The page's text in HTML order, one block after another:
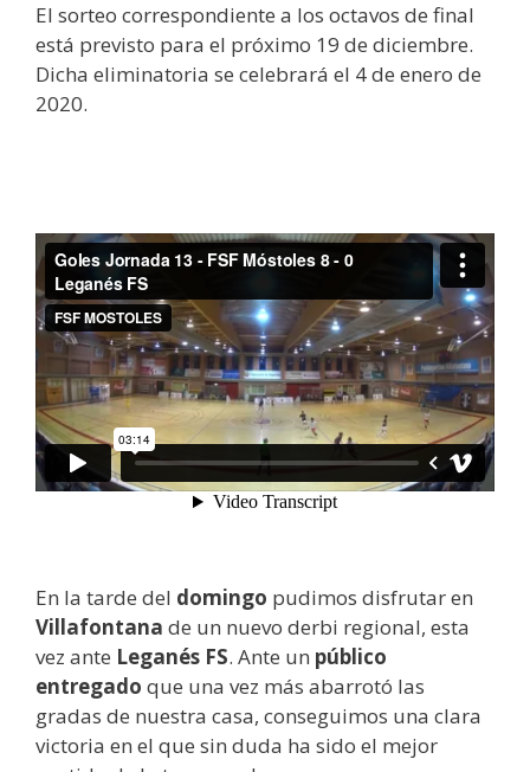
El sorteo correspondiente a los octavos de final
está previsto para el próximo 19 de diciembre.
Dicha eliminatoria se celebrará el 4 de enero de
2020.
En la tarde del domingo pudimos disfrutar en
Villafontana de un nuevo derbi regional, esta
vez ante Leganés FS. Ante un público
entregado que una vez más abarrotó las
gradas de nuestra casa, conseguimos una clara
victoria en el que sin duda ha sido el mejor